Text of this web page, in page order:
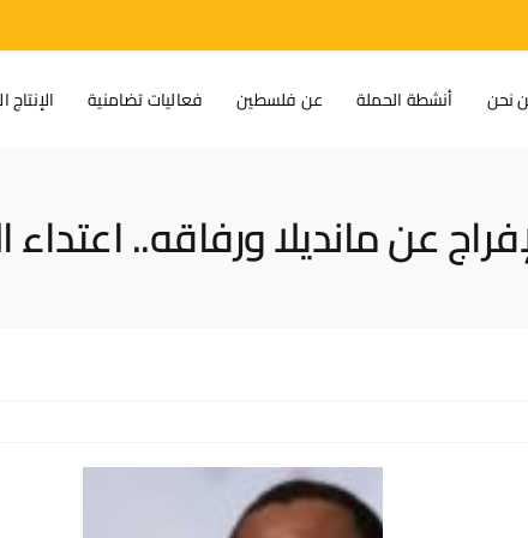
نحن أنشطة الحملة عن فلسطين فعاليات تضامنية
عن مانديلا ورفاقه..